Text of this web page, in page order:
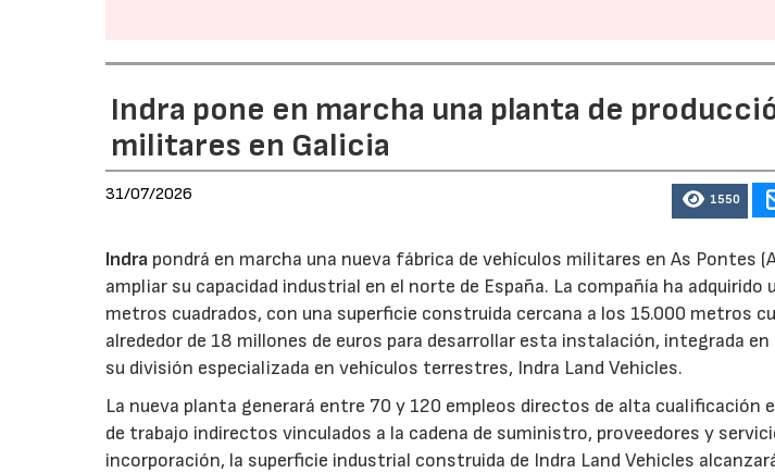
Indra pone en marcha una planta de
militares en Galicia
31/07/2026 1550
Indra pondrá en marcha una nueva fábrica de vehículos militares en As Pontes
ampliar su capacidad industrial en el norte de España. La compañía ha adquirido
metros cuadrados, con una superficie construida cercana a los 15.000 metros
alrededor de 18 millones de euros para desarrollar esta instalación, integrada
su división especializada en vehículos terrestres, Indra Land Vehicles.
La nueva planta generará entre 70 y 120 empleos directos de alta cualificación
de trabajo indirectos vinculados a la cadena de suministro, proveedores y
incorporación, la superficie industrial construida de Indra Land Vehicles